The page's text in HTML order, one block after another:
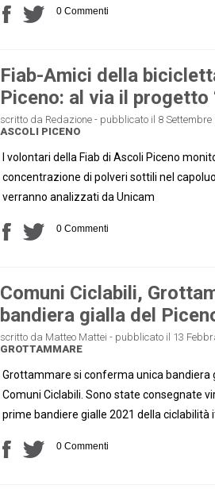
0 Commenti
Fiab-Amici della
Piceno: al via il progetto
scritto da Redazione - pubblicato il 8 Settembre
ASCOLI PICENO
I volontari della Fiab di Ascoli Piceno
concentrazione di polveri sottili nel
verranno analizzati da Unicam
0 Commenti
Comuni Ciclabili,
bandiera gialla del
scritto da Matteo Mattei - pubblicato il 13
GROTTAMMARE
Grottammare si conferma unica bandiera
Comuni Ciclabili. Sono state consegnate
prime bandiere gialle 2021 della ciclabilità
0 Commenti